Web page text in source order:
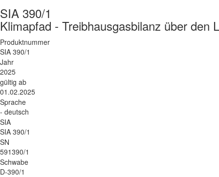
SIA 390/1
Klimapfad - Treibhausgasbilanz über den
Produktnummer
SIA 390/1
Jahr
2025
gültig ab
01.02.2025
Sprache
- deutsch
SIA
SIA 390/1
SN
591390/1
Schwabe
D-390/1